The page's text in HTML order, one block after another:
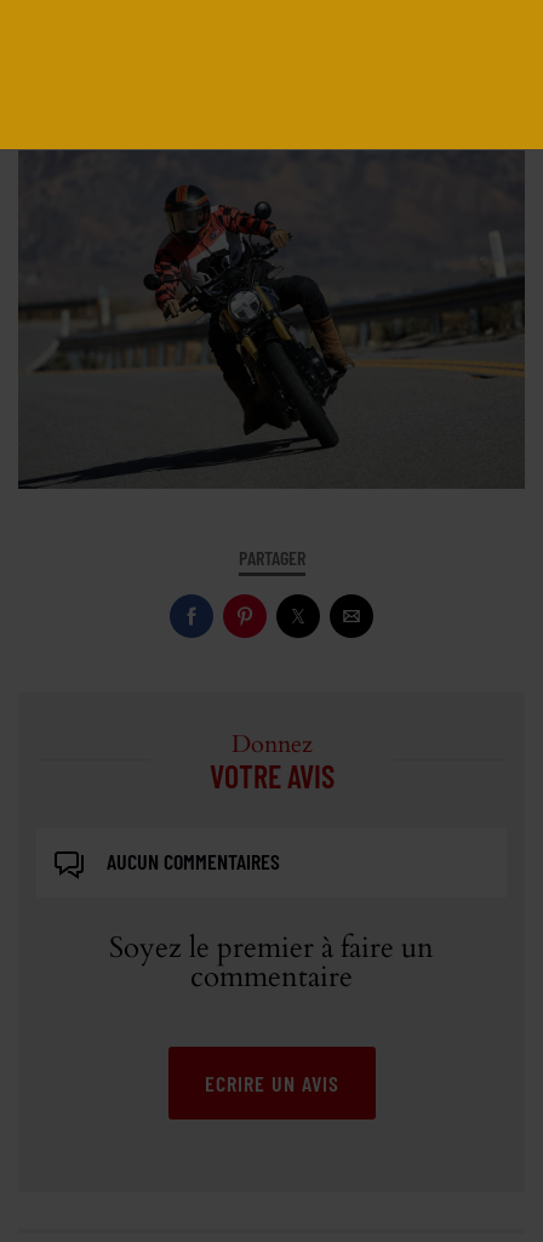
PARTAGER
Donnez
VOTRE AVIS
AUCUN COMMENTAIRES
Soyez le premier à faire un
commentaire
ECRIRE UN AVIS